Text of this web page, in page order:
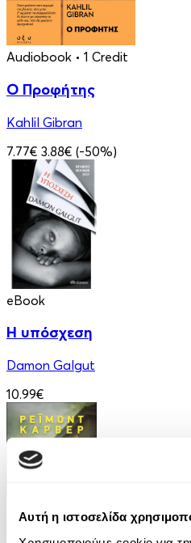
Αυτή η ιστοσελίδα
Audiobook • 1 Credit
Ο Προφήτης
Kahlil Gibran
7.77€ 3.88€ (-50%)
eBook
Η υπόσχεση
Damon Galgut
10.99€